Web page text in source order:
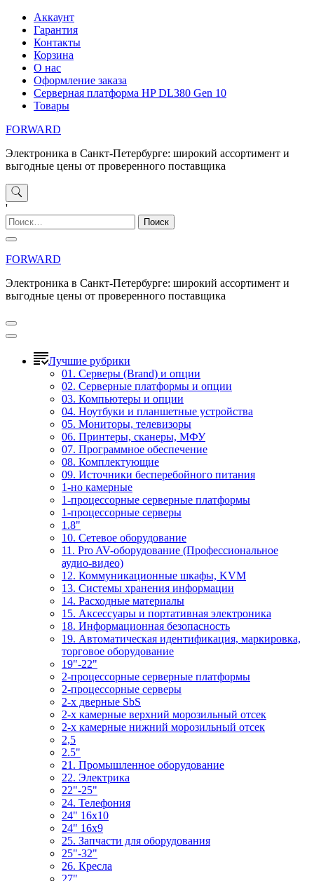
Перейти
содержимому
Аккаунт
Гарантия
Контакты
Корзина
О нас
Оформление заказа
Серверная платформа HP DL380 Gen 10
Товары
FORWARD
Электроника в Санкт-Петербурге: широкий ассортимент и
выгодные цены от проверенного поставщика
'
Найти:
FORWARD
Электроника в Санкт-Петербурге: широкий ассортимент и
выгодные цены от проверенного поставщика
Лучшие рубрики
01. Серверы (Brand) и опции
02. Серверные платформы и опции
03. Компьютеры и опции
04. Ноутбуки и планшетные устройства
05. Мониторы, телевизоры
06. Принтеры, сканеры, МФУ
07. Программное обеспечение
08. Комплектующие
09. Источники бесперебойного питания
1-но камерные
1-процессорные серверные платформы
1-процессорные серверы
1.8"
10. Сетевое оборудование
11. Pro AV-оборудование (Профессиональное
аудио-видео)
12. Коммуникационные шкафы, KVM
13. Системы хранения информации
14. Расходные материалы
15. Аксессуары и портативная электроника
18. Информационная безопасность
19. Автоматическая идентификация, маркировка,
торговое оборудование
19"-22"
2-процессорные серверные платформы
2-процессорные серверы
2-х дверные SbS
2-х камерные верхний морозильный отсек
2-х камерные нижний морозильный отсек
2,5
2.5"
21. Промышленное оборудование
22. Электрика
22"-25"
24. Телефония
24" 16x10
24" 16x9
25. Запчасти для оборудования
25"-32"
26. Кресла
27"